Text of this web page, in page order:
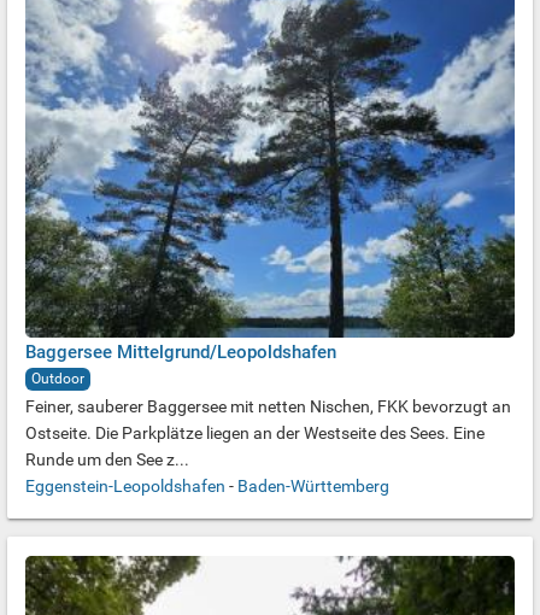
Baggersee Mittelgrund/Leopoldshafen
Outdoor
Feiner, sauberer Baggersee mit netten Nischen, FKK bevorzugt an
Ostseite. Die Parkplätze liegen an der Westseite des Sees. Eine
Runde um den See z...
Eggenstein-Leopoldshafen - Baden-Württemberg